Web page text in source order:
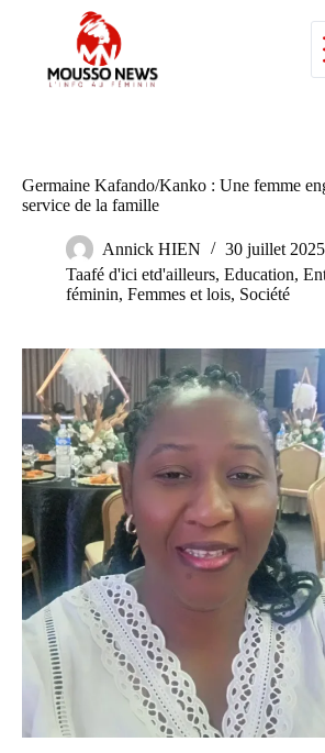
Germaine Kafando/Kanko : Une femme
service de la famille
Annick HIEN
30 juillet 2025
Taafé d'ici etd'ailleurs, Education,
féminin, Femmes et lois, Société